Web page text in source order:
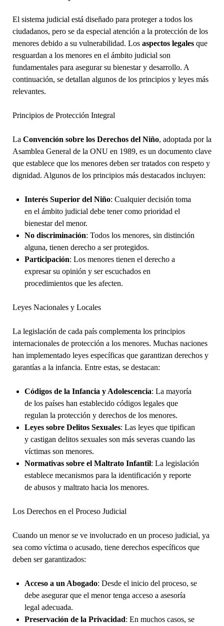
El sistema judicial está diseñado para proteger a todos los
ciudadanos, pero se da especial atención a la protección de los
menores debido a su vulnerabilidad. Los aspectos legalesque
resguardan a los menores en el ámbito judicial son
fundamentales para asegurar su bienestar y desarrollo. A
continuación, se detallan algunos de los principios y leyes más
relevantes.
Principios de Protección Integral
La Convención sobre los Derechos del Niño, adoptada por la
Asamblea General de la ONU en 1989, es un documento clave
que establece que los menores deben ser tratados con respeto y
dignidad. Algunos de los principios más destacados incluyen:
Interés Superior del Niño: Cualquier decisión toma
en el ámbito judicial debe tener como prioridad el
bienestar del menor.
No discriminación: Todos los menores, sin distinción
alguna, tienen derecho a ser protegidos.
Participación: Los menores tienen el derecho a
expresar su opinión y ser escuchados en
procedimientos que les afecten.
Leyes Nacionales y Locales
La legislación de cada país complementa los principios
internacionales de protección a los menores. Muchas naciones
han implementado leyes específicas que garantizan derechos y
garantías a la infancia. Entre estas, se destacan:
Códigos de la Infancia y Adolescencia: La mayoría
de los países han establecido códigos legales que
regulan la protección y derechos de los menores.
Leyes sobre Delitos Sexuales: Las leyes que tipifican
y castigan delitos sexuales son más severas cuando las
víctimas son menores.
Normativas sobre el Maltrato Infantil: La legislación
establece mecanismos para la identificación y reporte
de abusos y maltrato hacia los menores.
Los Derechos en el Proceso Judicial
Cuando un menor se ve involucrado en un proceso judicial, ya
sea como víctima o acusado, tiene derechos específicos que
deben ser garantizados:
Acceso a un Abogado: Desde el inicio del proceso, se
debe asegurar que el menor tenga acceso a asesoría
legal adecuada.
Preservación de la Privacidad: En muchos casos, se